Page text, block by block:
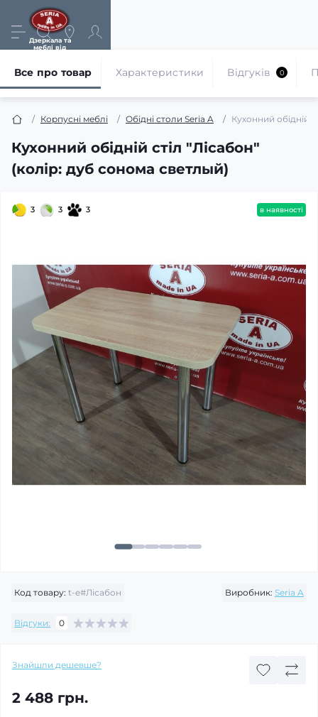
Дзеркала та
меблі від
Корпусні меблі Обідні столи Seria A Кухонний обідній
Кухонний обідній стіл "Лісабон"
(колір: дуб cонома cветлый)
Все про товар Характеристики Відгуків 0
3 3 3 в наявності
Код товару: t-e#Лісабон Виробник: Seria A
Відгуки: 0
Знайшли дешевше?
2 488 грн.